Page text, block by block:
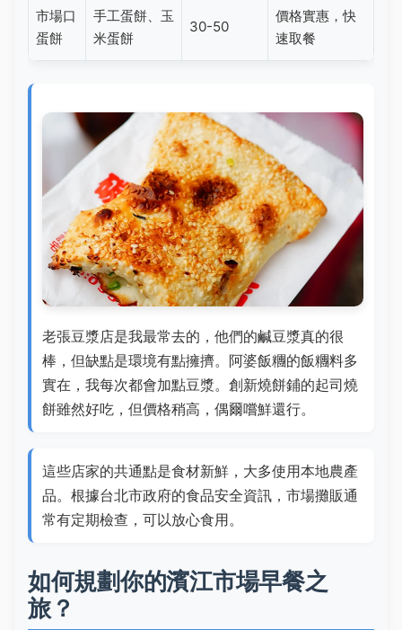
市場口
蛋餅
手工蛋餅、玉
米蛋餅
30-50
價格實惠，快
速取餐
老張豆漿店是我最常去的，他們的鹹豆漿真的很
棒，但缺點是環境有點擁擠。阿婆飯糰的飯糰料多
實在，我每次都會加點豆漿。創新燒餅鋪的起司燒
餅雖然好吃，但價格稍高，偶爾嚐鮮還行。
這些店家的共通點是食材新鮮，大多使用本地農產
品。根據台北市政府的食品安全資訊，市場攤販通
常有定期檢查，可以放心食用。
如何規劃你的濱江市場早餐之
旅？